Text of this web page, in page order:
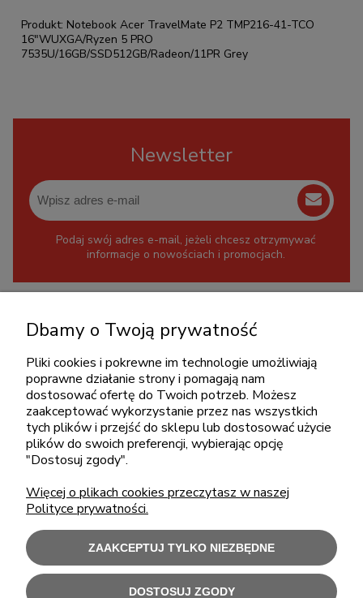
Produkt: Notebook Acer TravelMate P2 TMP216-41-TCO
16"WUXGA/Ryzen 5 PRO
7535U/16GB/SSD512GB/Radeon/11PR Grey
Newsletter
Podaj swój adres e-mail, jeżeli chcesz otrzymywać
informacje o nowościach i promocjach.
+48 717345566
pon.-piąt.: 08:00-16:00
sklep@cebit.pl
ZAKUPY
POMOC
MOJE KONTO
INFORMACJE
Dbamy o Twoją prywatność
Pliki cookies i pokrewne im technologie umożliwiają
poprawne działanie strony i pomagają nam
dostosować ofertę do Twoich potrzeb. Możesz
zaakceptować wykorzystanie przez nas wszystkich
tych plików i przejść do sklepu lub dostosować użycie
plików do swoich preferencji, wybierając opcję
"Dostosuj zgody".
Więcej o plikach cookies przeczytasz w naszej
Polityce prywatności.
ZAAKCEPTUJ TYLKO NIEZBĘDNE
DOSTOSUJ ZGODY